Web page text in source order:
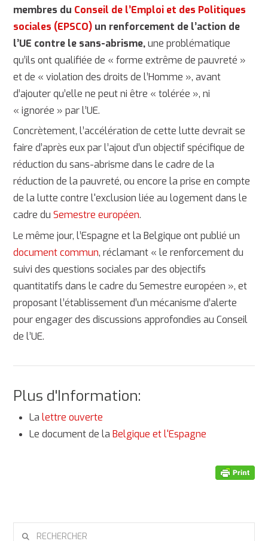
membres du Conseil de l’Emploi et des Politiques
sociales (EPSCO) un renforcement de l’action de
l’UE contre le sans-abrisme,une problématique
qu’ils ont qualifiée de « forme extrême de pauvreté »
et de « violation des droits de l’Homme », avant
d’ajouter qu’elle ne peut ni être « tolérée », ni
« ignorée » par l’UE.
Concrètement, l’accélération de cette lutte devrait se
faire d’après eux par l’ajout d’un objectif spécifique de
réduction du sans-abrisme dans le cadre de la
réduction de la pauvreté, ou encore la prise en compte
de la lutte contre l'exclusion liée au logement dans le
cadre duSemestre européen.
Le même jour, l’Espagne et la Belgique ont publié un
document commun, réclamant « le renforcement du
suivi des questions sociales par des objectifs
quantitatifs dans le cadre du Semestre européen », et
proposant l’établissement d’un mécanisme d’alerte
pour engager des discussions approfondies au Conseil
de l’UE.
Plus d'Information:
La lettre ouverte
Le document de la Belgique et l'Espagne